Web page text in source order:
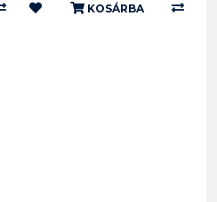
KOSÁRBA